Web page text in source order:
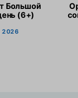
Большой
(6+)
2026